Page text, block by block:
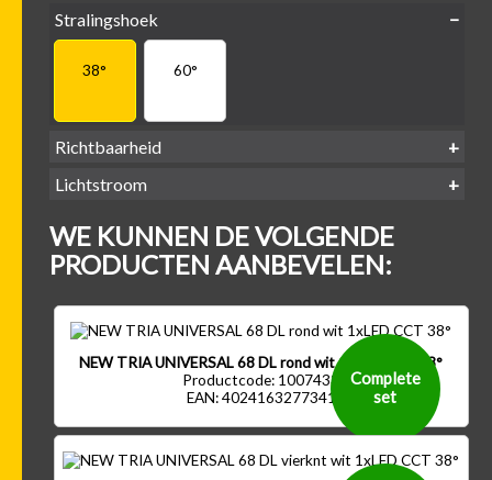
Stralingshoek
38° 60°
Richtbaarheid
Lichtstroom
500 lm
-
600 lm
-
700 lm
800 lm
WE KUNNEN DE VOLGENDE
PRODUCTEN AANBEVELEN:
NEW TRIA UNIVERSAL 68 DL rond wit 1xLED CCT 38°
Productcode: 1007433
EAN: 4024163277341
Complete
set